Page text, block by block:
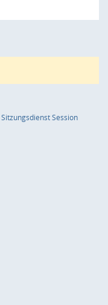
SitzungsdienstSession(Wird in